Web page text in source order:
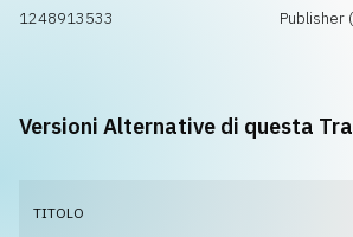
1248913533
Publisher
Versioni Alternative di questa
TITOLO